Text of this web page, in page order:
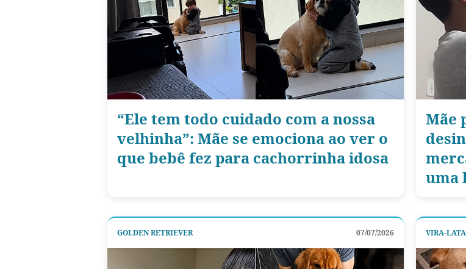
“Ele tem todo cuidado com a nossa
velhinha”: Mãe se emociona ao ver o
que bebê fez para cachorrinha idosa
Mãe
uma
GOLDEN RETRIEVER 07/07/2026 VIRA-